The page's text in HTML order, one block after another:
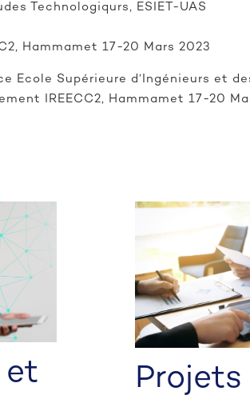
Technologiqurs, ESIET-UAS
Hammamet 17-20 Mars 2023
Supérieure d’Ingénieurs et
IREECC2, Hammamet 17-20
et
Projets